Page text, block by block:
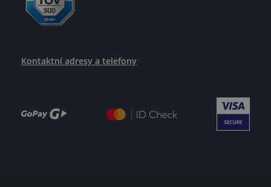
Kontaktní adresy a telefony